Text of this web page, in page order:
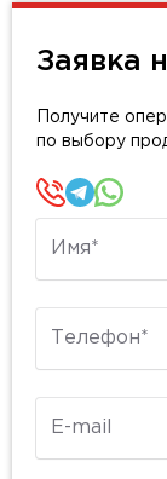
Заявка
Получите
по выбору